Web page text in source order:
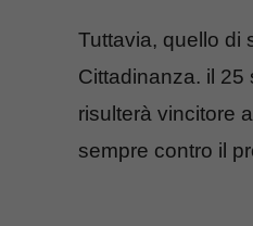
Tuttavia, quello di
Cittadinanza. il 25
risulterà vincitore
sempre contro il